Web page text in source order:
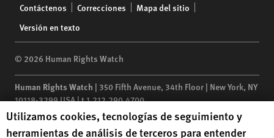
menu
Contáctenos Correcciones
Mapa del sitio
Versión en texto
© 2026 Human Rights Watch
Human Rights Watch | 350 Fifth Avenue, 34th Floor | New York, NY
10118-3299USA|t1.212.290.4700
Human Rights Watchis a 501(C)(3) nonprofit registered in the US
under EIN: 13-2875808
Human Rights Watch cookie preferences
Utilizamos cookies, tecnologías de seguimiento y
herramientas de análisis de terceros para entender